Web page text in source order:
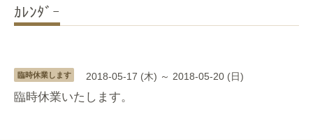
ｶﾚﾝﾀﾞｰ
臨時休業します 2018-05-17 (木) ～ 2018-05-20 (日)
臨時休業いたします。